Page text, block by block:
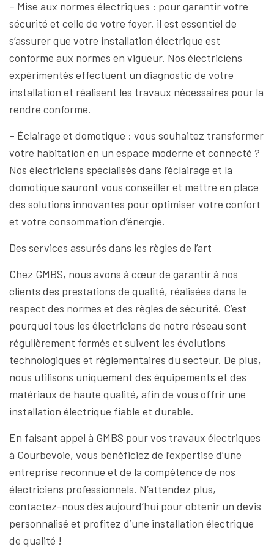
– Mise aux normes électriques : pour garantir votre
sécurité et celle de votre foyer, il est essentiel de
s’assurer que votre installation électrique est
conforme aux normes en vigueur. Nos électriciens
expérimentés effectuent un diagnostic de votre
installation et réalisent les travaux nécessaires pour la
rendre conforme.
– Éclairage et domotique : vous souhaitez transformer
votre habitation en un espace moderne et connecté ?
Nos électriciens spécialisés dans l’éclairage et la
domotique sauront vous conseiller et mettre en place
des solutions innovantes pour optimiser votre confort
et votre consommation d’énergie.
Des services assurés dans les règles de l’art
Chez GMBS, nous avons à cœur de garantir à nos
clients des prestations de qualité, réalisées dans le
respect des normes et des règles de sécurité. C’est
pourquoi tous les électriciens de notre réseau sont
régulièrement formés et suivent les évolutions
technologiques et réglementaires du secteur. De plus,
nous utilisons uniquement des équipements et des
matériaux de haute qualité, afin de vous offrir une
installation électrique fiable et durable.
En faisant appel à GMBS pour vos travaux électriques
à Courbevoie, vous bénéficiez de l’expertise d’une
entreprise reconnue et de la compétence de nos
électriciens professionnels. N’attendez plus,
contactez-nous dès aujourd’hui pour obtenir un devis
personnalisé et profitez d’une installation électrique
de qualité !